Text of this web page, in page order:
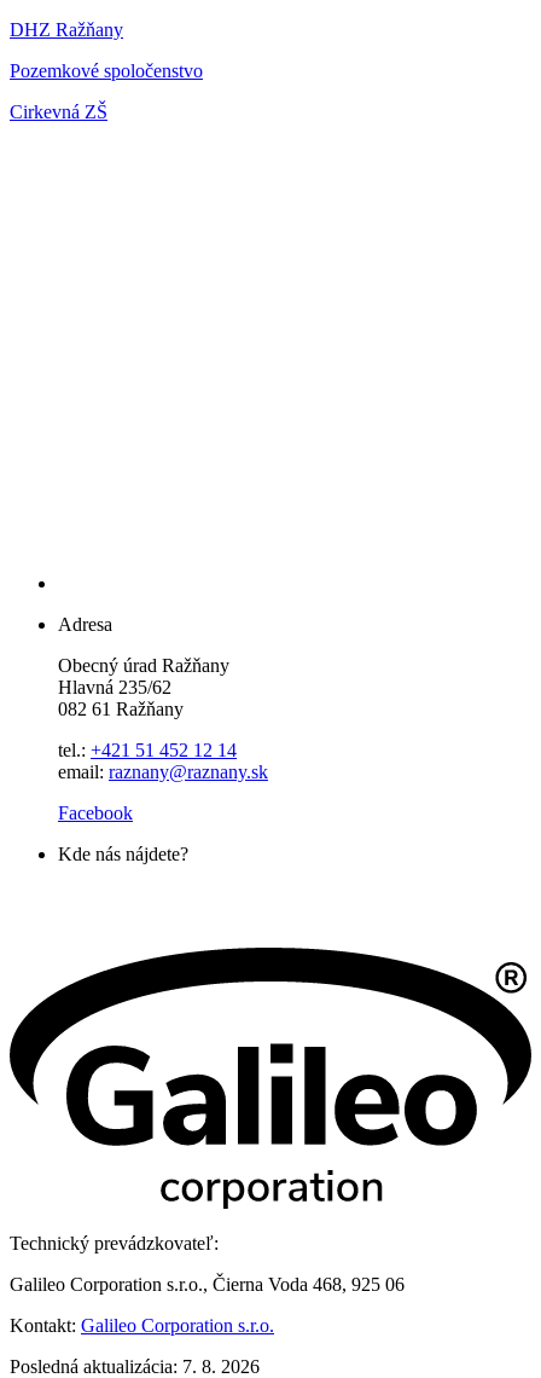
DHZ Ražňany
Pozemkové spoločenstvo
Cirkevná ZŠ
Adresa
Obecný úrad Ražňany
Hlavná 235/62
082 61 Ražňany
tel.: +421 51 452 12 14
email: raznany@raznany.sk
Facebook
Kde nás nájdete?
Technický prevádzkovateľ:
Galileo Corporation s.r.o., Čierna Voda 468, 925 06
Kontakt: Galileo Corporation s.r.o.
Posledná aktualizácia: 7. 8. 2026